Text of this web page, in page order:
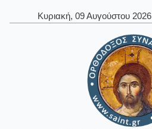
Κυριακή, 09 Αυγούστου 2026